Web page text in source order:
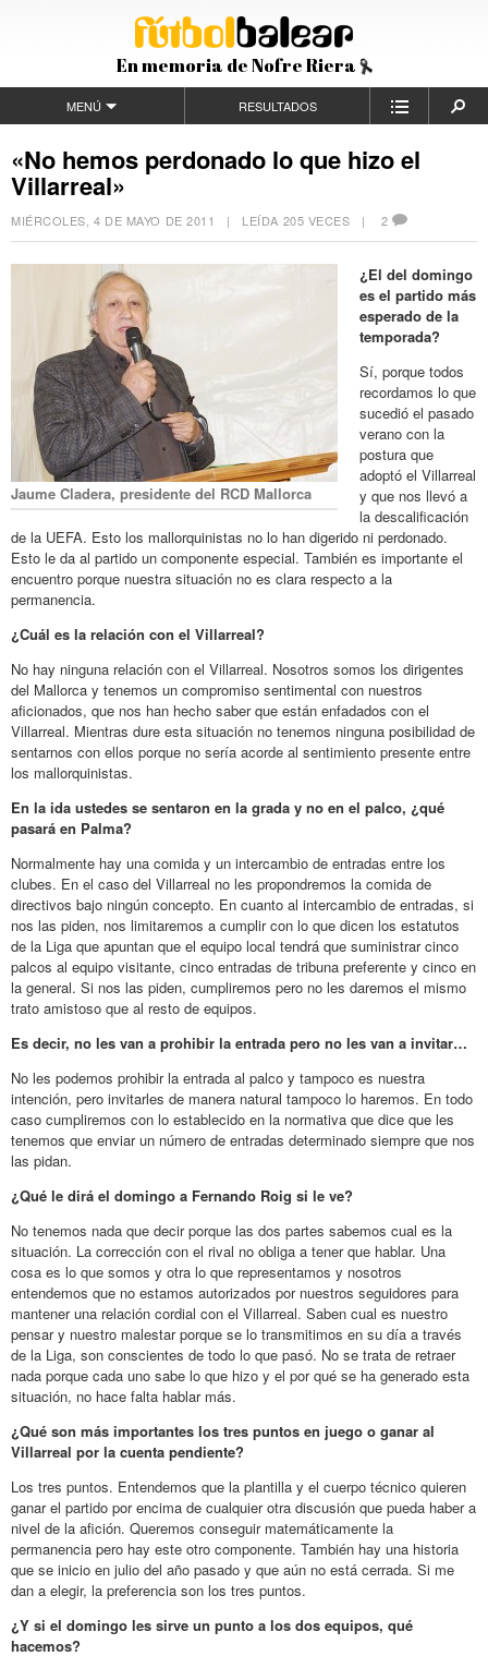
En memoria de Nofre Riera
MENÚ RESULTADOS
«No hemos perdonado lo que hizo el
Villarreal»
MIÉRCOLES, 4 DE MAYO DE 2011 | LEÍDA 205 VECES | 2
Jaume Cladera, presidente del RCD Mallorca
¿El del domingo
es el partido más
esperado de la
temporada?
Sí, porque todos
recordamos lo que
sucedió el pasado
verano con la
postura que
adoptó el Villarreal
y que nos llevó a
la descalificación
de la UEFA. Esto los mallorquinistas no lo han digerido ni perdonado.
Esto le da al partido un componente especial. También es importante el
encuentro porque nuestra situación no es clara respecto a la
permanencia.
¿Cuál es la relación con el Villarreal?
No hay ninguna relación con el Villarreal. Nosotros somos los dirigentes
del Mallorca y tenemos un compromiso sentimental con nuestros
aficionados, que nos han hecho saber que están enfadados con el
Villarreal. Mientras dure esta situación no tenemos ninguna posibilidad de
sentarnos con ellos porque no sería acorde al sentimiento presente entre
los mallorquinistas.
En la ida ustedes se sentaron en la grada y no en el palco, ¿qué
pasará en Palma?
Normalmente hay una comida y un intercambio de entradas entre los
clubes. En el caso del Villarreal no les propondremos la comida de
directivos bajo ningún concepto. En cuanto al intercambio de entradas, si
nos las piden, nos limitaremos a cumplir con lo que dicen los estatutos
de la Liga que apuntan que el equipo local tendrá que suministrar cinco
palcos al equipo visitante, cinco entradas de tribuna preferente y cinco en
la general. Si nos las piden, cumpliremos pero no les daremos el mismo
trato amistoso que al resto de equipos.
Es decir, no les van a prohibir la entrada pero no les van a invitar…
No les podemos prohibir la entrada al palco y tampoco es nuestra
intención, pero invitarles de manera natural tampoco lo haremos. En todo
caso cumpliremos con lo establecido en la normativa que dice que les
tenemos que enviar un número de entradas determinado siempre que nos
las pidan.
¿Qué le dirá el domingo a Fernando Roig si le ve?
No tenemos nada que decir porque las dos partes sabemos cual es la
situación. La corrección con el rival no obliga a tener que hablar. Una
cosa es lo que somos y otra lo que representamos y nosotros
entendemos que no estamos autorizados por nuestros seguidores para
mantener una relación cordial con el Villarreal. Saben cual es nuestro
pensar y nuestro malestar porque se lo transmitimos en su día a través
de la Liga, son conscientes de todo lo que pasó. No se trata de retraer
nada porque cada uno sabe lo que hizo y el por qué se ha generado esta
situación, no hace falta hablar más.
¿Qué son más importantes los tres puntos en juego o ganar al
Villarreal por la cuenta pendiente?
Los tres puntos. Entendemos que la plantilla y el cuerpo técnico quieren
ganar el partido por encima de cualquier otra discusión que pueda haber a
nivel de la afición. Queremos conseguir matemáticamente la
permanencia pero hay este otro componente. También hay una historia
que se inicio en julio del año pasado y que aún no está cerrada. Si me
dan a elegir, la preferencia son los tres puntos.
¿Y si el domingo les sirve un punto a los dos equipos, qué
hacemos?